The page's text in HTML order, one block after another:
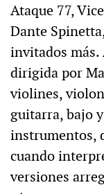
Ataque 77,
Dante
invitados más.
dirigida por
violines,
guitarra, bajo
instrumentos,
cuando
versiones